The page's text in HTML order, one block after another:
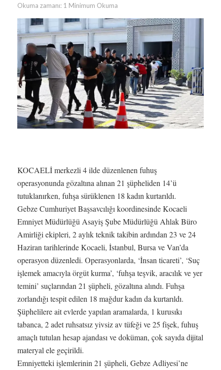
Okuma zamanı: 1 Minimum Okuma
KOCAELİ merkezli 4 ilde düzenlenen fuhuş
operasyonunda gözaltına alınan 21 şüpheliden 14’ü
tutuklanırken, fuhşa sürüklenen 18 kadın kurtarıldı.
Gebze Cumhuriyet Başsavcılığı koordinesinde Kocaeli
Emniyet Müdürlüğü Asayiş Şube Müdürlüğü Ahlak Büro
Amirliği ekipleri, 2 aylık teknik takibin ardından 23 ve 24
Haziran tarihlerinde Kocaeli, İstanbul, Bursa ve Van’da
operasyon düzenledi. Operasyonlarda, ‘İnsan ticareti’, ‘Suç
işlemek amacıyla örgüt kurma’, ‘fuhşa teşvik, aracılık ve yer
temini’ suçlarından 21 şüpheli, gözaltına alındı. Fuhşa
zorlandığı tespit edilen 18 mağdur kadın da kurtarıldı.
Şüphelilere ait evlerde yapılan aramalarda, 1 kurusıkı
tabanca, 2 adet ruhsatsız yivsiz av tüfeği ve 25 fişek, fuhuş
amaçlı tutulan hesap ajandası ve doküman, çok sayıda dijital
materyal ele geçirildi.
Emniyetteki işlemlerinin 21 şüpheli, Gebze Adliyesi’ne